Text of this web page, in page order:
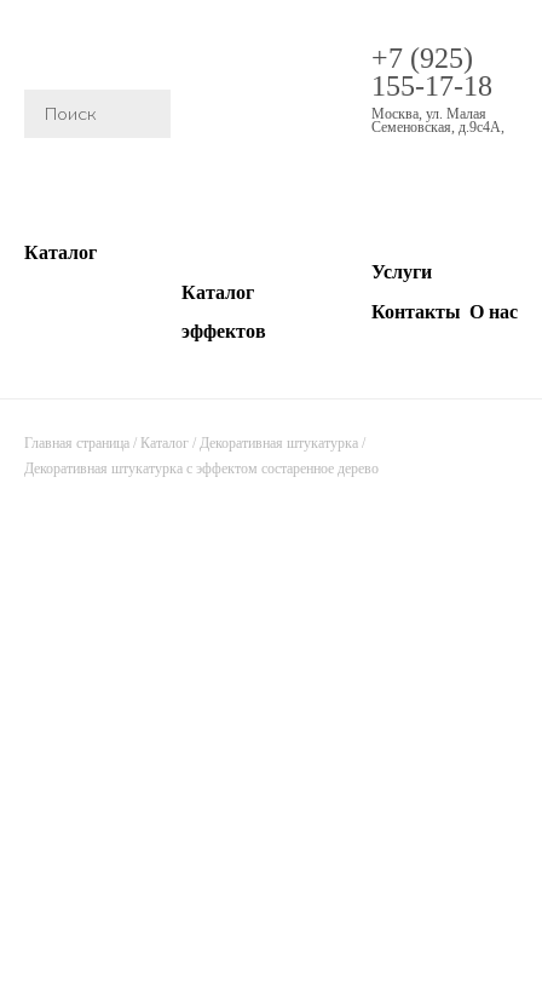
+7 (925)
155-17-18
Москва, ул. Малая
Семеновская, д.9с4А,
Каталог
Каталог
эффектов
Услуги
Контакты О нас
Главная страница / Каталог / Декоративная штукатурка /
Декоративная штукатурка с эффектом состаренное дерево